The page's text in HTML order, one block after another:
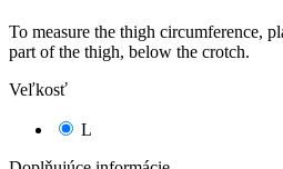
To measure the thigh circumference,
part of the thigh, below the crotch.
Veľkosť
L